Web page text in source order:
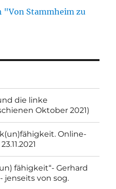
"Von Stammheim zu
die linke
Oktober 2021)
Online-
fähigkeit“- Gerhard
jenseits von sog.